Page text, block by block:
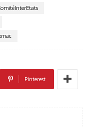
Pinterest